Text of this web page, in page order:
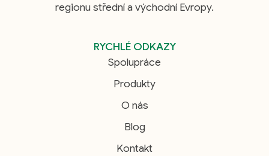
regionu střední a východní Evropy.
RYCHLÉ ODKAZY
Spolupráce
Produkty
O nás
Blog
Kontakt